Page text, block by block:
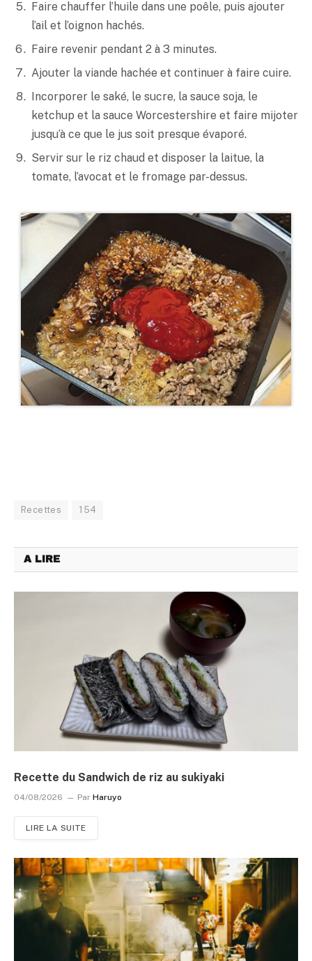
Faire chauffer l’huile dans une poêle, puis ajouter
l’ail et l’oignon hachés.
Faire revenir pendant 2 à 3 minutes.
Ajouter la viande hachée et continuer à faire cuire.
Incorporer le saké, le sucre, la sauce soja, le
ketchup et la sauce Worcestershire et faire mijoter
jusqu’à ce que le jus soit presque évaporé.
Servir sur le riz chaud et disposer la laitue, la
tomate, l’avocat et le fromage par-dessus.
Recettes 154
A LIRE
Recette du Sandwich de riz au sukiyaki
04/08/2026 Par Haruyo
LIRE LA SUITE